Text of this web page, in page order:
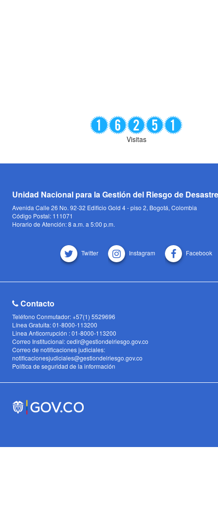
Visitas
Unidad Nacional para la Gestión del Riesgo de
Avenida Calle 26 No. 92-32 Edificio Gold 4 - piso 2, Bogotá, Colombia
Código Postal: 111071
Horario de Atención: 8 a.m. a 5:00 p.m.
Twitter Instagram Facebook
Contacto
Teléfono Conmutador: +57(1) 5529696
Línea Gratuita: 01-8000-113200
Linea Anticorrupción : 01-8000-113200
Correo Institucional: cedir@gestiondelriesgo.gov.co
Correo de notificaciones judiciales:
notificacionesjudiciales@gestiondelriesgo.gov.co
Política de seguridad de la información